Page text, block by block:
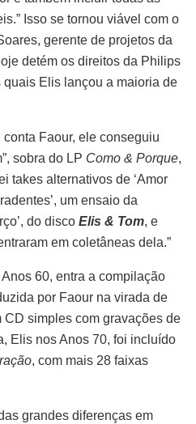
Isso se tornou viável com o
gerente de projetos da
detém os direitos da Philips
Elis lançou a maioria de
Faour, ele conseguiu
sobra do LP Como & Porque,
takes alternativos de ‘Amor
um ensaio da
do disco Elis & Tom, e
em coletâneas dela.”
60, entra a compilação
por Faour na virada de
CD simples com gravações de
Elis nos Anos 70, foi incluído
, com mais 28 faixas
grandes diferenças em